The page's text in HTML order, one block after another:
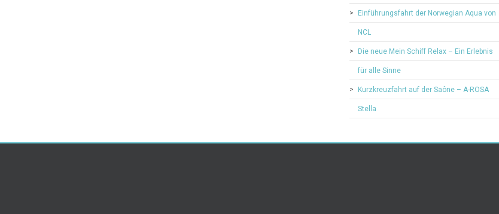
Einführungsfahrt der Norwegian Aqua von
NCL
Die neue Mein Schiff Relax – Ein Erlebnis
für alle Sinne
Kurzkreuzfahrt auf der Saône – A-ROSA
Stella